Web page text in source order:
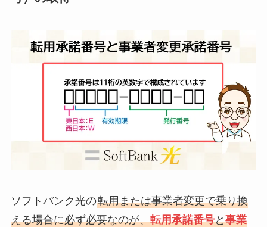
ソフトバンク光の転用または事業者変更で乗り換
える場合に必ず必要なのが、転用承諾番号と事業